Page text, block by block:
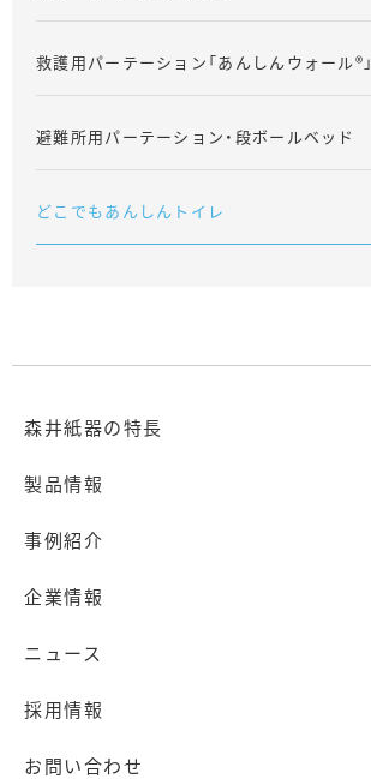
救護用パーテーション「あんしんウォール®」
避難所用パーテーション・段ボールベッド
どこでもあんしんトイレ
森井紙器の特長
製品情報
事例紹介
企業情報
ニュース
採用情報
お問い合わせ